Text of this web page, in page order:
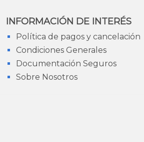
INFORMACIÓN DE INTERÉS
Política de pagos y cancelación
Condiciones Generales
Documentación Seguros
Sobre Nosotros